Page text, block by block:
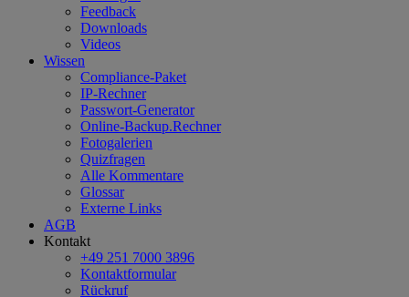
Feedback
Downloads
Videos
Wissen
Compliance-Paket
IP-Rechner
Passwort-Generator
Online-Backup.Rechner
Fotogalerien
Quizfragen
Alle Kommentare
Glossar
Externe Links
AGB
Kontakt
+49 251 7000 3896
Kontaktformular
Rückruf